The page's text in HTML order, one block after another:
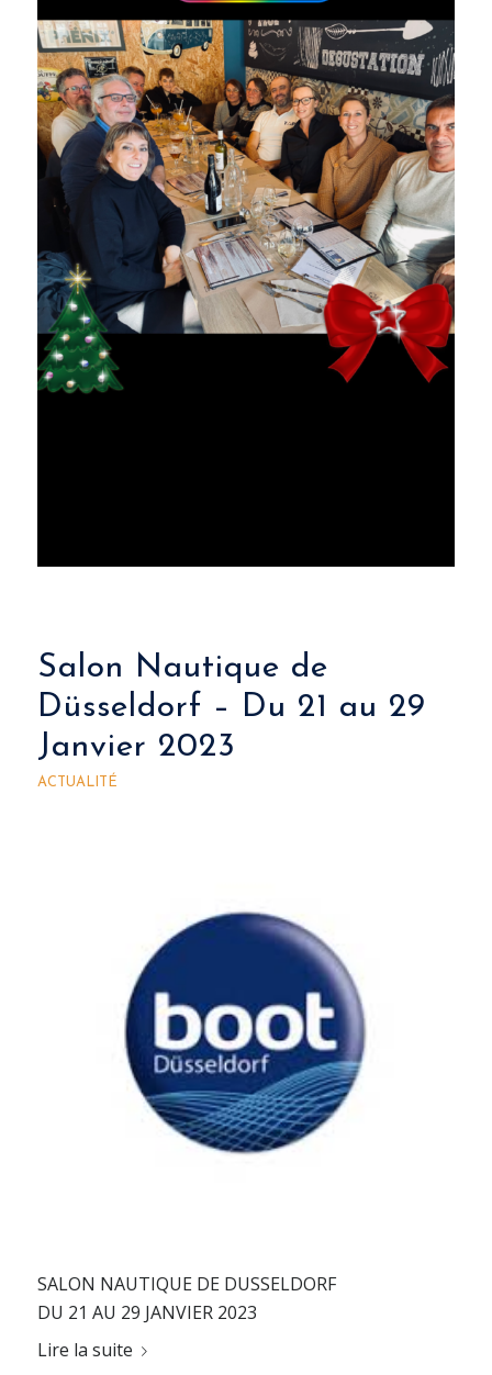
Salon Nautique de
Düsseldorf – Du 21 au 29
Janvier 2023
ACTUALITÉ
SALON NAUTIQUE DE DUSSELDORF
DU 21 AU 29 JANVIER 2023
Lire la suite